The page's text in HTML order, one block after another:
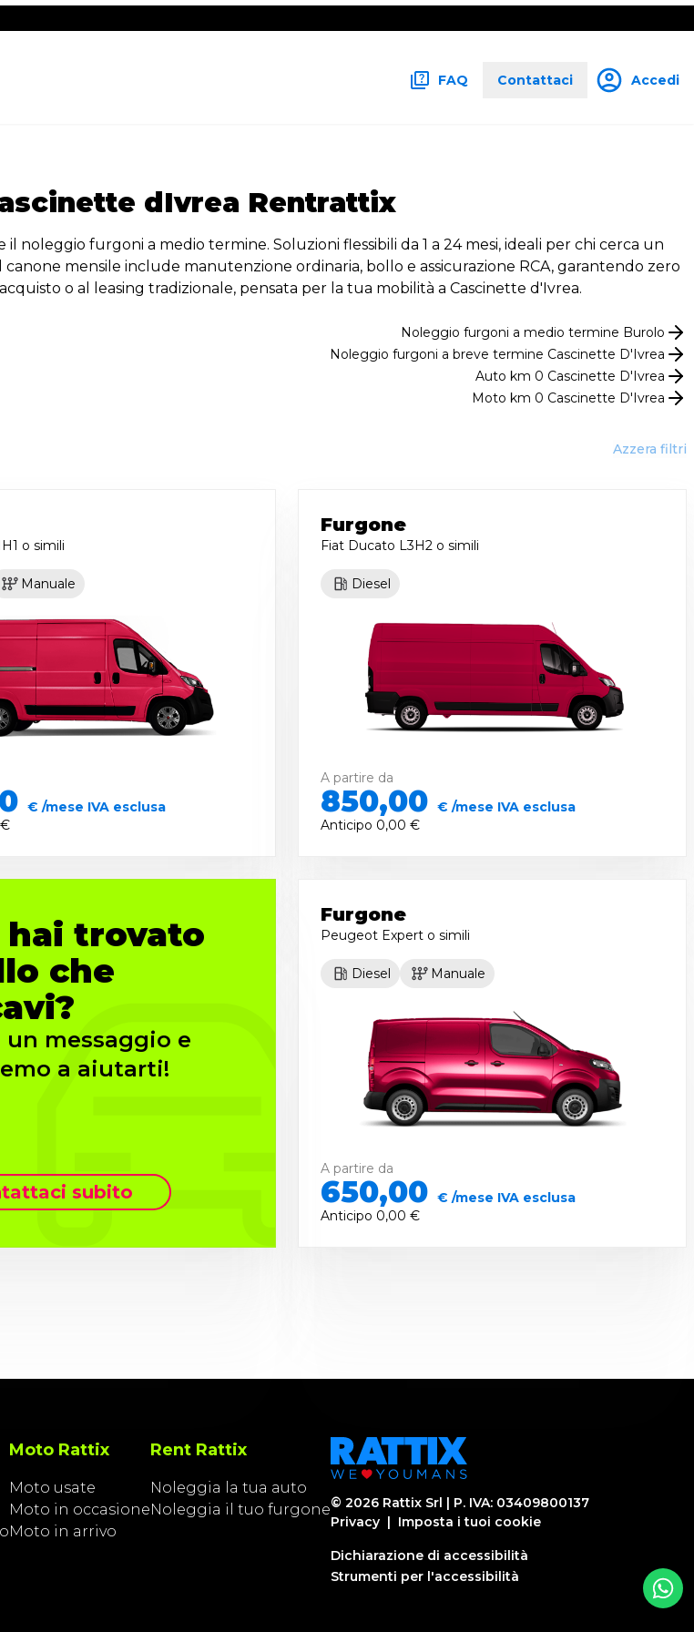
FAQ Contattaci Accedi
dIvrea Rentrattix
noleggio furgoni a medio termine. Soluzioni flessibili da 1 a 24 mesi, ideali per chi cerca un
mensile include manutenzione ordinaria, bollo e assicurazione RCA, garantendo zero
o al leasing tradizionale, pensata per la tua mobilità a Cascinette d'Ivrea.
Noleggio furgoni a medio termine Burolo
Noleggio furgoni a breve termine Cascinette D'Ivrea
Auto km 0 Cascinette D'Ivrea
Moto km 0 Cascinette D'Ivrea
Azzera filtri
o simili
Manuale
€ /mese IVA esclusa
Furgone
Fiat Ducato L3H2 o simili
Diesel
A partire da
850,00€ /mese IVA esclusa
Anticipo 0,00 €
hai trovato
che
un messaggio e
a aiutarti!
subito
Furgone
Peugeot Expert o simili
Diesel Manuale
A partire da
650,00€ /mese IVA esclusa
Anticipo 0,00 €
Moto Rattix
Moto usate
Moto in occasione
Moto in arrivo
Rent Rattix
Noleggia la tua auto
Noleggia il tuo furgone© 2026 Rattix Srl | P. IVA: 03409800137
Privacy | Imposta i tuoi cookie
Dichiarazione di accessibilità
Strumenti per l'accessibilità